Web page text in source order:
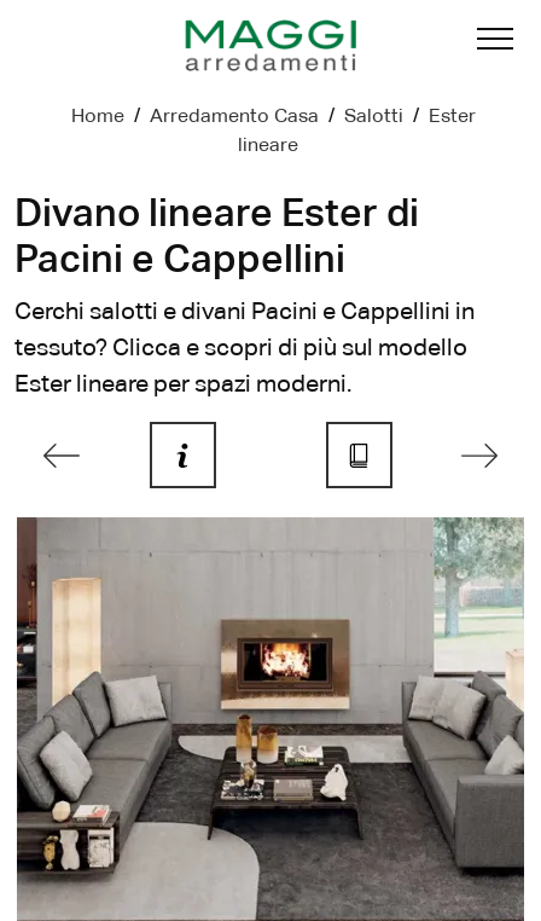
Home / Arredamento Casa / Salotti / Ester
lineare
Divano lineare Ester di
Pacini e Cappellini
Cerchi salotti e divani Pacini e Cappellini in
tessuto? Clicca e scopri di più sul modello
Ester lineare per spazi moderni.